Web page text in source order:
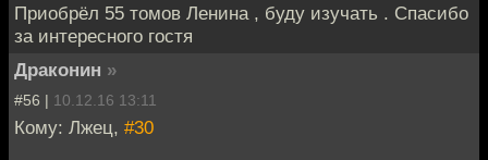
Приобрёл 55 томов Ленина , буду изучать . Спасибо
за интересного гостя
Драконин »
#56 | 10.12.16 13:11
Кому: Лжец, #30